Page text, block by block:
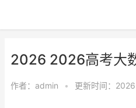
2026 2026高考大
作者： admin • 更新时间：